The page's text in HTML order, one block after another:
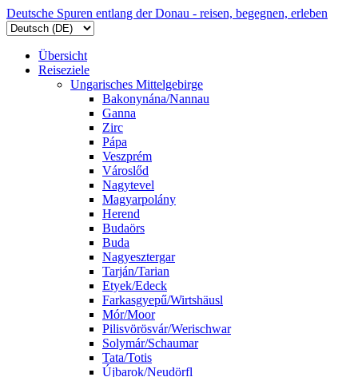
Deutsche Spuren entlang der Donau - reisen, begegnen, erleben
Übersicht
Reiseziele
Ungarisches Mittelgebirge
Bakonynána/Nannau
Ganna
Zirc
Pápa
Veszprém
Városlőd
Nagytevel
Magyarpolány
Herend
Budaörs
Buda
Nagyesztergar
Tarján/Tarian
Etyek/Edeck
Farkasgyepű/Wirtshäusl
Mór/Moor
Pilisvörösvár/Werischwar
Solymár/Schaumar
Tata/Totis
Újbarok/Neudörfl